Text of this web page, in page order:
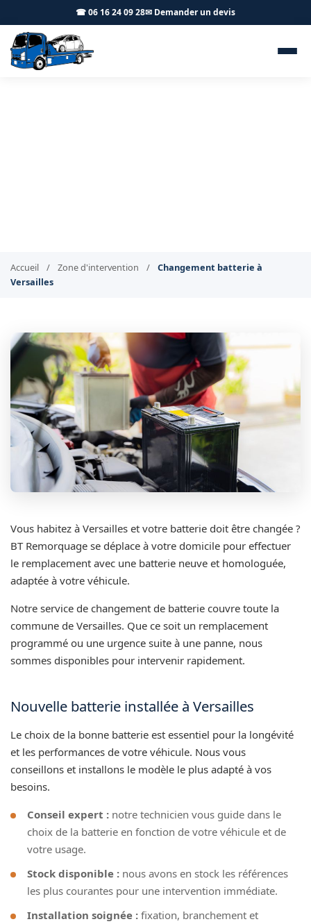
☎ 06 16 24 09 28✉ Demander un devis
Accueil / Zone d'intervention /
Changement batterie à
Versailles
Vous habitez à Versailles et votre batterie doit être changée ?
BT Remorquage se déplace à votre domicile pour effectuer
le remplacement avec une batterie neuve et homologuée,
adaptée à votre véhicule.
Notre service de changement de batterie couvre toute la
commune de Versailles. Que ce soit un remplacement
programmé ou une urgence suite à une panne, nous
sommes disponibles pour intervenir rapidement.
Nouvelle batterie installée à Versailles
Le choix de la bonne batterie est essentiel pour la longévité
et les performances de votre véhicule. Nous vous
conseillons et installons le modèle le plus adapté à vos
besoins.
Conseil expert : notre technicien vous guide dans le
choix de la batterie en fonction de votre véhicule et de
votre usage.
Stock disponible : nous avons en stock les références
les plus courantes pour une intervention immédiate.
Installation soignée : fixation, branchement et